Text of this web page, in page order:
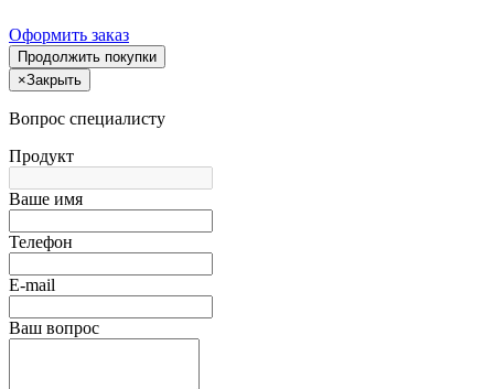
Оформить заказ
Продолжить покупки
×Закрыть
Вопрос специалисту
Продукт
Ваше имя
Телефон
E-mail
Ваш вопрос